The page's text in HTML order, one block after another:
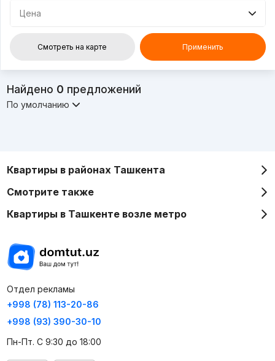
Цена
Смотреть на карте Применить
Найдено 0 предложений
По умолчанию
Квартиры в районах Ташкента
Смотрите также
Квартиры в Ташкенте возле метро
Отдел рекламы
+998 (78) 113-20-86
+998 (93) 390-30-10
Пн-Пт. С 9:30 до 18:00